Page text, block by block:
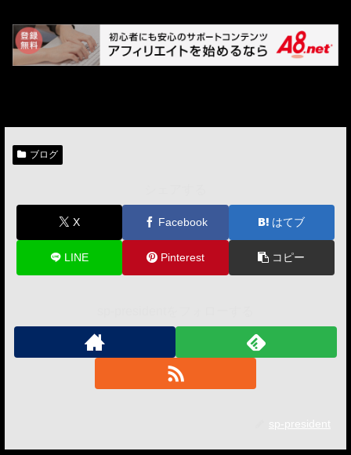
ブログ
X Facebook はてブ
LINE Pinterest コピー
sp-president